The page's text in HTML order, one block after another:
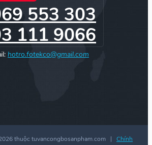
553 303
111 9066
hotro.fotekco@gmail.com
thuộc tuvancongbosanpham.com | Chính